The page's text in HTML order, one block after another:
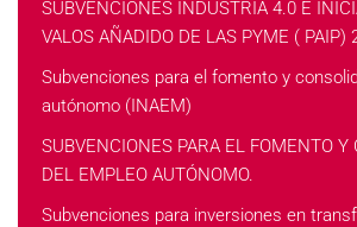
SUBVENCIONES INDUSTRIA 4.0 E
VALOS AÑADIDO DE LAS PYME ( PAIP)
Subvenciones para el fomento y
autónomo (INAEM)
SUBVENCIONES PARA EL FOMENTO Y
DEL EMPLEO AUTÓNOMO.
Subvenciones para inversiones en